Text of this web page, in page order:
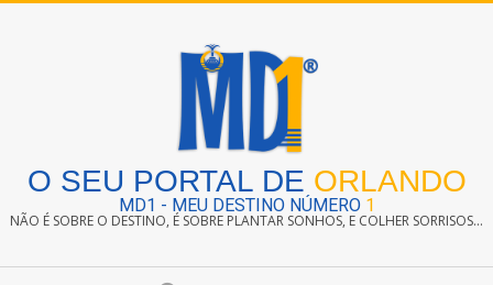
O SEU PORTAL DE ORLANDO
MD1 - MEU DESTINO NÚMERO 1
NÃO É SOBRE O DESTINO, É SOBRE PLANTAR SONHOS, E COLHER SORRISOS...